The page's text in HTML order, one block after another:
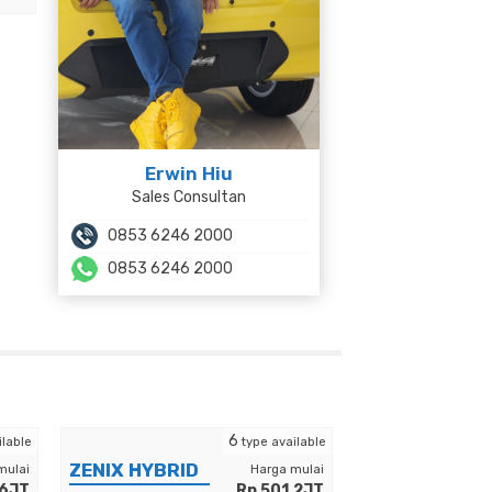
Erwin Hiu
Sales Consultan
0853 6246 2000
0853 6246 2000
ZENIX HYBRID Harga mulai
6type available